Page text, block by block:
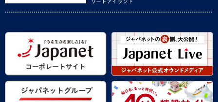
ゾートアイランド